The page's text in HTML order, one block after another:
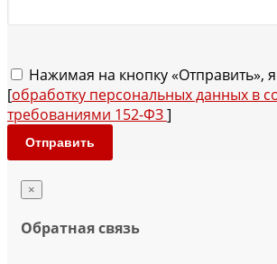
Нажимая на кнопку «Отправить»,
[обработку персональных данных в
требованиями 152-ФЗ]
Отправить
×
Обратная связь